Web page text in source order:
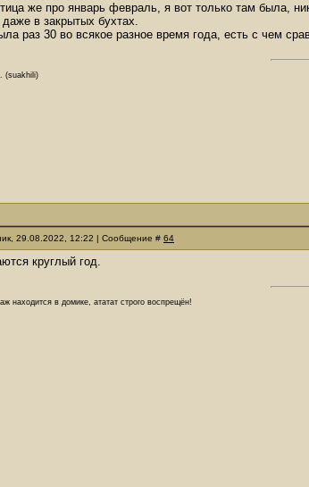
же про январь февраль, я вот только там была,
в закрытых бухтах.
раз 30 во всякое разное время года, есть с чем
(suakhili)
29.08.2022, 12:22 | Сообщение # 64
круглый год.
находится в домике, ататат строго воспрещён!